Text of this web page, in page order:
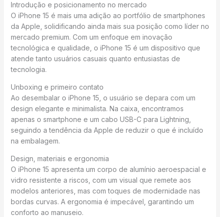
Introdução e posicionamento no mercado
O iPhone 15 é mais uma adição ao portfólio de smartphones
da Apple, solidificando ainda mais sua posição como líder no
mercado premium. Com um enfoque em inovação
tecnológica e qualidade, o iPhone 15 é um dispositivo que
atende tanto usuários casuais quanto entusiastas de
tecnologia.
Unboxing e primeiro contato
Ao desembalar o iPhone 15, o usuário se depara com um
design elegante e minimalista. Na caixa, encontramos
apenas o smartphone e um cabo USB-C para Lightning,
seguindo a tendência da Apple de reduzir o que é incluído
na embalagem.
Design, materiais e ergonomia
O iPhone 15 apresenta um corpo de alumínio aeroespacial e
vidro resistente a riscos, com um visual que remete aos
modelos anteriores, mas com toques de modernidade nas
bordas curvas. A ergonomia é impecável, garantindo um
conforto ao manuseio.